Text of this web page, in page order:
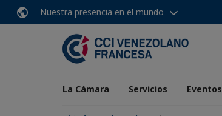
Nuestra presencia en el mundo
La Cámara Servicios Eventos